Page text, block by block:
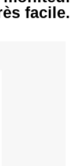
facile.